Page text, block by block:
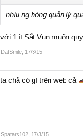
nhìu ng hóng quản lý
với 1 ít Sắt Vụn muốn
DatSmile 17/3/15
ta chả có gì trên web cả
Spatars102 17/3/15